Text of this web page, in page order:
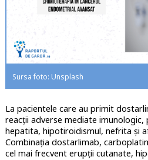
Sursa foto: Unsplash
La pacientele care au primit
reacții adverse mediate imunologic,
hepatita, hipotiroidismul, nefrita și
Combinația dostarlimab,
cel mai frecvent erupții cutanate,